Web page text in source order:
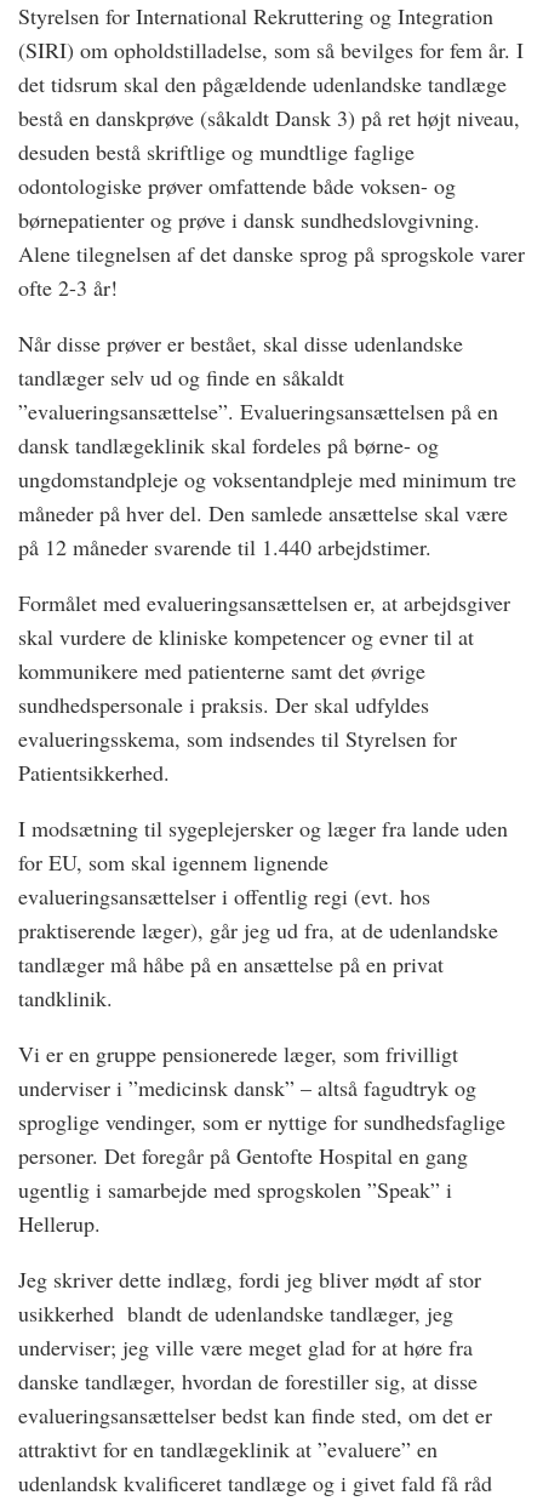
Styrelsen for International Rekruttering og Integration
(SIRI) om opholdstilladelse, som så bevilges for fem år. I
det tidsrum skal den pågældende udenlandske tandlæge
bestå en danskprøve (såkaldt Dansk 3) på ret højt niveau,
desuden bestå skriftlige og mundtlige faglige
odontologiske prøver omfattende både voksen- og
børnepatienter og prøve i dansk sundhedslovgivning.
Alene tilegnelsen af det danske sprog på sprogskole varer
ofte 2-3 år!
Når disse prøver er bestået, skal disse udenlandske
tandlæger selv ud og finde en såkaldt
”evalueringsansættelse”. Evalueringsansættelsen på en
dansk tandlægeklinik skal fordeles på børne- og
ungdomstandpleje og voksentandpleje med minimum tre
måneder på hver del. Den samlede ansættelse skal være
på 12 måneder svarende til 1.440 arbejdstimer.
Formålet med evalueringsansættelsen er, at arbejdsgiver
skal vurdere de kliniske kompetencer og evner til at
kommunikere med patienterne samt det øvrige
sundhedspersonale i praksis. Der skal udfyldes
evalueringsskema, som indsendes til Styrelsen for
Patientsikkerhed.
I modsætning til sygeplejersker og læger fra lande uden
for EU, som skal igennem lignende
evalueringsansættelser i offentlig regi (evt. hos
praktiserende læger), går jeg ud fra, at de udenlandske
tandlæger må håbe på en ansættelse på en privat
tandklinik.
Vi er en gruppe pensionerede læger, som frivilligt
underviser i ”medicinsk dansk” – altså fagudtryk og
sproglige vendinger, som er nyttige for sundhedsfaglige
personer. Det foregår på Gentofte Hospital en gang
ugentlig i samarbejde med sprogskolen ”Speak” i
Hellerup.
Jeg skriver dette indlæg, fordi jeg bliver mødt af stor
usikkerhed blandt de udenlandske tandlæger, jeg
underviser; jeg ville være meget glad for at høre fra
danske tandlæger, hvordan de forestiller sig, at disse
evalueringsansættelser bedst kan finde sted, om det er
attraktivt for en tandlægeklinik at ”evaluere” en
udenlandsk kvalificeret tandlæge og i givet fald få råd